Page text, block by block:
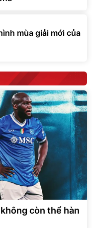
mùa giải mới của
còn thể hàn